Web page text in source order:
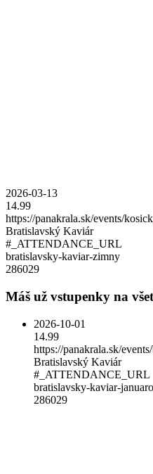
2026-03-13
14.99
https://panakrala.sk/events/
Bratislavský Kaviár
#_ATTENDANCE_URL
bratislavsky-kaviar-zimny
286029
Máš už vstupenky na
2026-10-01
14.99
https://panakrala.sk/
Bratislavský Kaviár
#_ATTENDANCE_URL
bratislavsky-kaviar-
286029